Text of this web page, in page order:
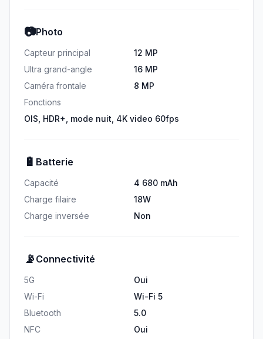
📷Photo
Capteur principal
12 MP
Ultra grand-angle
16 MP
Caméra frontale
8 MP
Fonctions
OIS, HDR+, mode nuit, 4K video 60fps
🔋 Batterie
Capacité
4 680 mAh
Charge filaire
18W
Charge inversée
Non
📡 Connectivité
5G
Oui
Wi-Fi
Wi-Fi 5
Bluetooth
5.0
NFC
Oui